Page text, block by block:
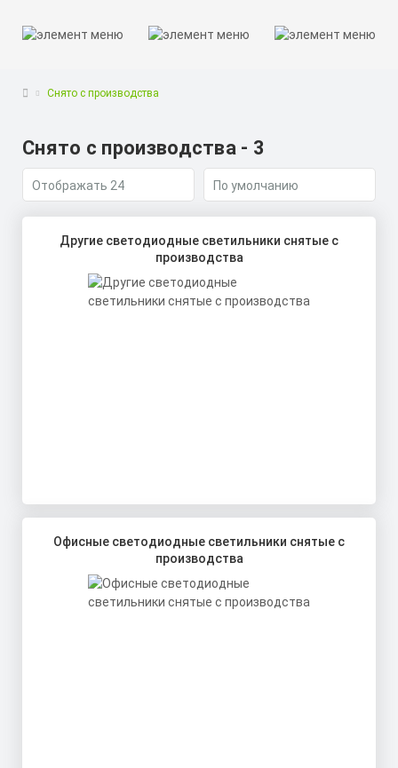
Снято с производства
Снято с производства - 3
Другие светодиодные светильники снятые с
производства
Офисные светодиодные светильники снятые с
производства